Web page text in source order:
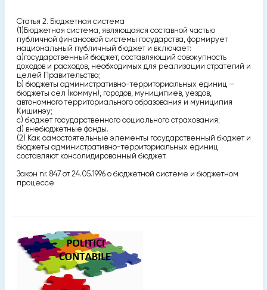
Статья 2. Бюджетная система
(1)Бюджетная система, являющаяся составной частью
публичной финансовой системы государства, формирует
национальный публичный бюджет и включает:
а)государственный бюджет, составляющий совокупность
доходов и расходов, необходимых для реализации стратегий и
целей Правительства;
b) бюджеты административно-территориальных единиц —
бюджеты сел (коммун), городов, муниципиев, уездов,
автономного территориального образования и муниципия
Кишинэу;
с) бюджет государственного социального страхования;
d) внебюджетные фонды.
(2) Как самостоятельные элементы государственный бюджет и
бюджеты административно-территориальных единиц
составляют консолидированный бюджет.
Закон nr. 847 от 24.05.1996 о бюджетной системе и бюджетном
процессе